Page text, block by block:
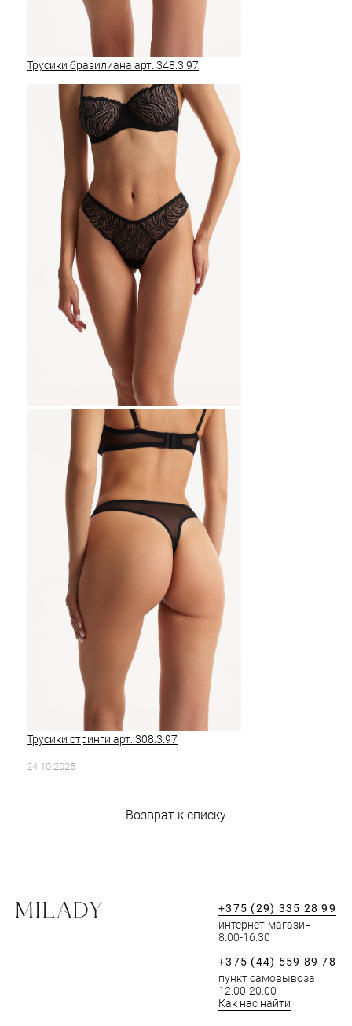
Трусики бразилиана арт. 348.3.97
Трусики стринги арт. 308.3.97
24.10.2025
Возврат к списку
+375 (29) 335 28 99
интернет-магазин
8.00-16.30
+375 (44) 559 89 78
пункт самовывоза
12.00-20.00
Как нас найти